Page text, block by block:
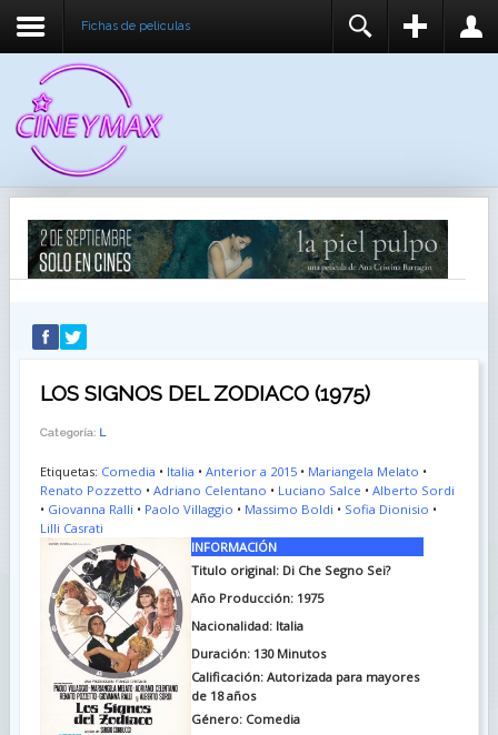
Fichas de peliculas
RECUÉRDEME
IDENTIFICARSE
REGISTER
LOS SIGNOS DEL ZODIACO (1975)
Categoría: L
Etiquetas: Comedia • Italia • Anterior a 2015• Mariangela Melato •
Renato Pozzetto • Adriano Celentano • Luciano Salce • Alberto Sordi
• Giovanna Ralli • Paolo Villaggio • Massimo Boldi • Sofia Dionisio •
Lilli Casrati
INFORMACIÓN
Titulo original: Di Che Segno Sei?
Año Producción: 1975
Nacionalidad: Italia
Duración: 130 Minutos
Calificación: Autorizada para mayores
de 18 años
Género: Comedia